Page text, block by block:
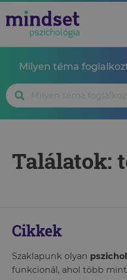
Milyen téma
Találatok:
Cikkek
Szaklapunk olyan
funkcionál, ahol több